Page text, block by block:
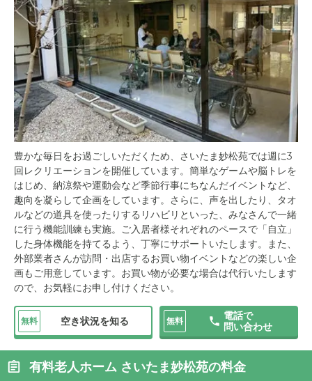
豊かな毎日をお過ごしいただくため、さいたま妙松苑では週に3
回レクリエーションを開催しています。簡単なゲームや脳トレを
はじめ、納涼祭や運動会など季節行事にちなんだイベントなど、
趣向を凝らして企画をしています。さらに、声を出したり、タオ
ルなどの道具を使ったりするリハビリといった、みなさんで一緒
に行う機能訓練も実施。ご入居者様それぞれのペースで「自立」
した身体機能を持てるよう、丁寧にサポートいたします。また、
外部業者さんが訪問・出店するお買い物イベントなどの楽しい企
画もご用意しています。お買い物が必要な場合は代行いたします
ので、お気軽にお申し付けください。
無料 空き状況を知る 無料
電話で
問い合わせ
有料老人ホーム さいたま妙松苑の料金